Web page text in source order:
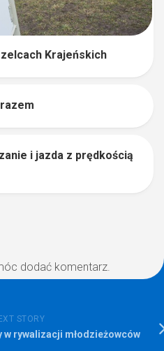
Krajeńskich
i jazda z prędkością
dodać komentarz.
STORY
w rywalizacji młodzieżowców